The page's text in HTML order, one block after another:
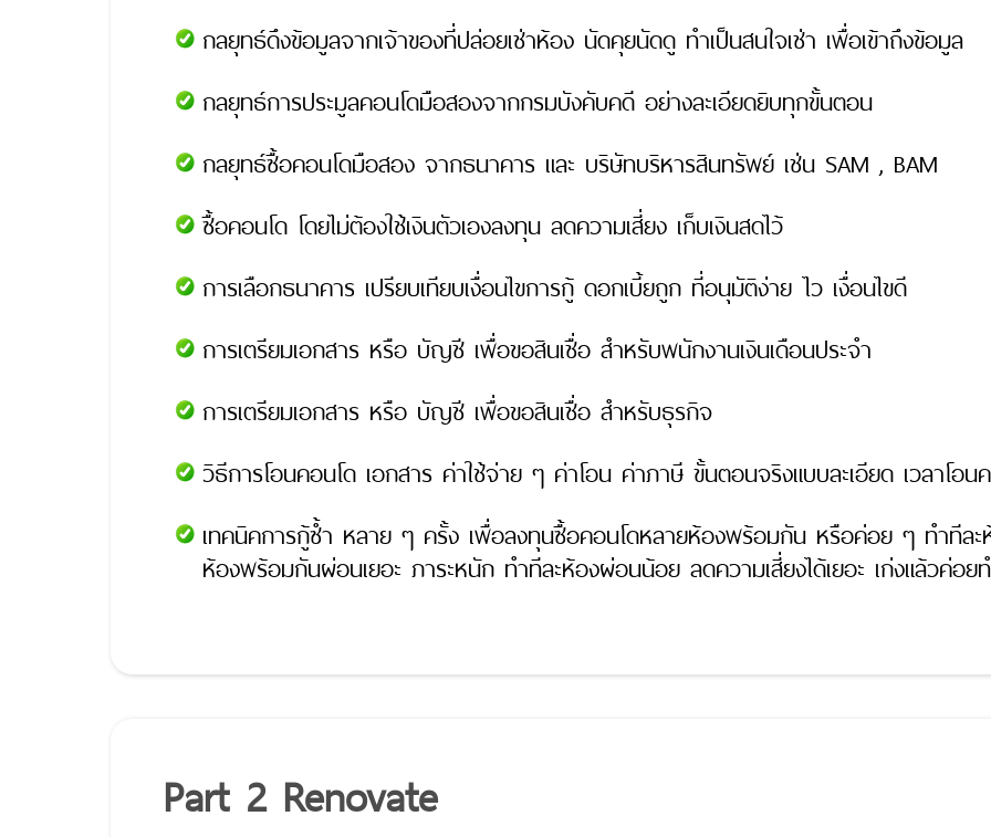
กลยุทธ์ดึงข้อมูลจากเจ้าของที่ปล่อยเช่าห้อง นัดคุยนัดดู ทำเป็นสนใจเช่า เพื่อเข้าถึงข้อมูล
กลยุทธ์การประมูลคอนโดมือสองจากกรมบังคับคดี อย่างละเอียดยิบทุกขั้นตอน
กลยุทธ์ซื้อคอนโดมือสอง จากธนาคาร และ บริษัทบริหารสินทรัพย์ เช่น SAM , BAM
ซื้อคอนโด โดยไม่ต้องใช้เงินตัวเองลงทุน ลดความเสี่ยง เก็บเงินสดไว้
การเลือกธนาคาร เปรียบเทียบเงื่อนไขการกู้ ดอกเบี้ยถูก ที่อนุมัติง่าย ไว เงื่อนไขดี
การเตรียมเอกสาร หรือ บัญชี เพื่อขอสินเชื่อ สำหรับพนักงานเงินเดือนประจำ
การเตรียมเอกสาร หรือ บัญชี เพื่อขอสินเชื่อ สำหรับธุรกิจ
วิธีการโอนคอนโด เอกสาร ค่าใช้จ่าย ๆ ค่าโอน ค่าภาษี ขั้นตอนจริงแบบละเอียด เวลาโอ
เทคนิคการกู้ซ้ำ หลาย ๆ ครั้ง เพื่อลงทุนซื้อคอนโดหลายห้องพร้อมกัน หรือค่อย ๆ ทำทีละ
ห้องพร้อมกันผ่อนเยอะ ภาระหนัก ทำทีละห้องผ่อนน้อย ลดความเสี่ยงได้เยอะ เก่งแล้วค่อ
Part 2 Renovate